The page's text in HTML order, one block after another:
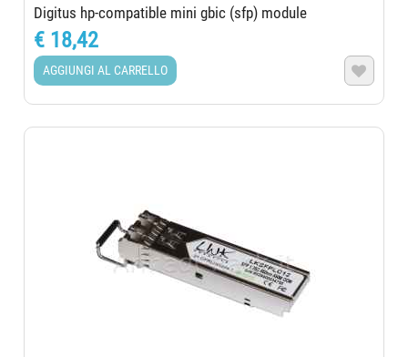
Digitus hp-compatible mini gbic (sfp) module
€ 18,42
AGGIUNGI AL CARRELLO 